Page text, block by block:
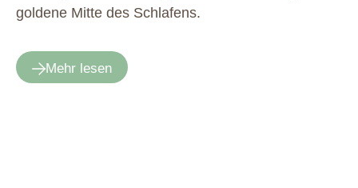
goldene Mitte des Schlafens.
Mehr lesen